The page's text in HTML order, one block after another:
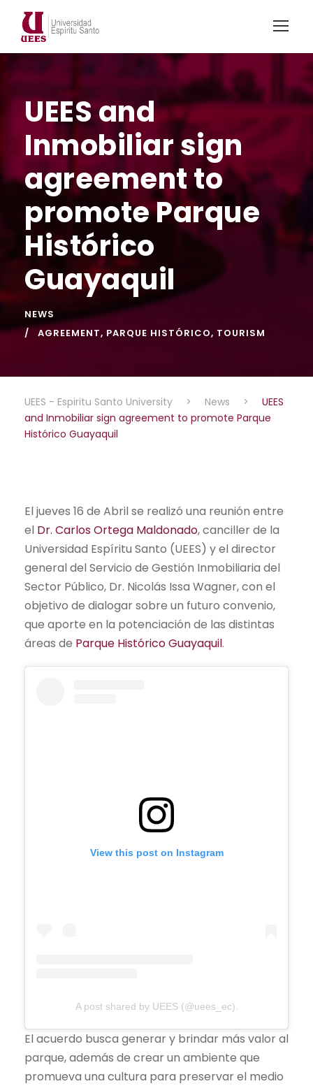
UEES and
Inmobiliar sign
agreement to
promote Parque
Histórico
Guayaquil
NEWS
AGREEMENT, PARQUE HISTÓRICO, TOURISM
UEES - Espiritu Santo University > News >
UEES
and Inmobiliar sign agreement to promote Parque
Histórico Guayaquil
El jueves 16 de Abril se realizó una reunión entre
el Dr. Carlos Ortega Maldonado, canciller de la
Universidad Espíritu Santo (UEES) y el director
general del Servicio de Gestión Inmobiliaria del
Sector Público, Dr. Nicolás Issa Wagner, con el
objetivo de dialogar sobre un futuro convenio,
que aporte en la potenciación de las distintas
áreas de Parque Histórico Guayaquil.
View this post on Instagram
A post shared by UEES (@uees_ec).
El acuerdo busca generar y brindar más valor al
parque, además de crear un ambiente que
promueva una cultura para preservar el medio